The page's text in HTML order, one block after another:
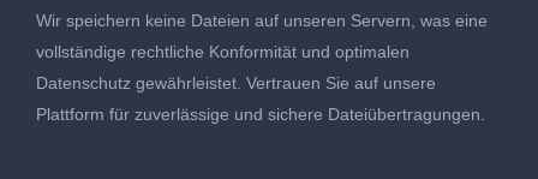
Wir speichern keine Dateien auf unseren Servern, was eine
vollständige rechtliche Konformität und optimalen
Datenschutz gewährleistet. Vertrauen Sie auf unsere
Plattform für zuverlässige und sichere Dateiübertragungen.